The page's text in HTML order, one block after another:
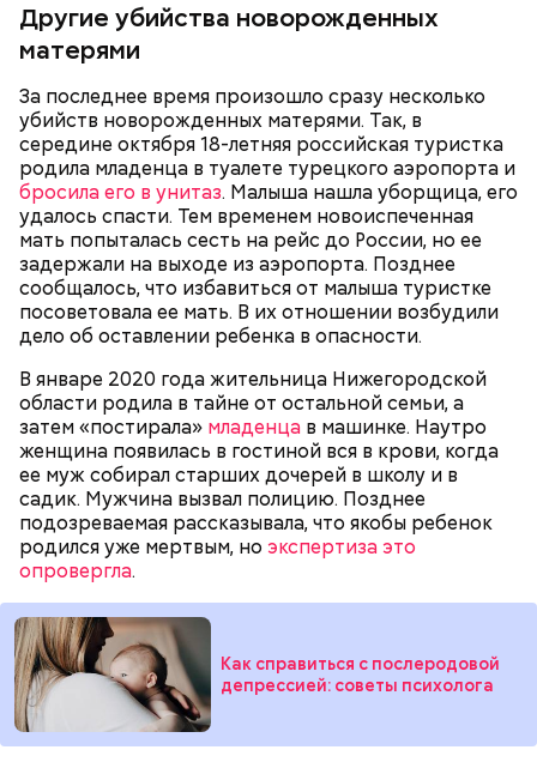
1/2 Фото: Пресс-служба СУ СК по Челябинской области
Другие убийства новорожденных
матерями
За последнее время произошло сразу несколько
убийств новорожденных матерями. Так, в
середине октября 18-летняя российская туристка
родила младенца в туалете турецкого аэропорта и
бросила его в унитаз. Малыша нашла уборщица, его
удалось спасти. Тем временем новоиспеченная
мать попыталась сесть на рейс до России, но ее
задержали на выходе из аэропорта. Позднее
сообщалось, что избавиться от малыша туристке
посоветовала ее мать. В их отношении возбудили
дело об оставлении ребенка в опасности.
В январе 2020 года жительница Нижегородской
области родила в тайне от остальной семьи, а
затем «постирала» младенца в машинке. Наутро
женщина появилась в гостиной вся в крови, когда
ее муж собирал старших дочерей в школу и в
садик. Мужчина вызвал полицию. Позднее
подозреваемая рассказывала, что якобы ребенок
родился уже мертвым, но экспертиза это
опровергла.
Как справиться с послеродовой
депрессией: советы психолога
— Мы съездили за витаминами, вернулись обратно,
поднялись домой. У него ухудшилось самочувствие
Play
Video
Видео: пресс-служба ГСУ СК по Московской области
Тогда медики не смогли установить точную
причину смерти Константина. Подозрения
родителей погибшего юноши пали на Миссюру, но
доказать его причастность к кончине их сына не
удалось. Когда же подозреваемого задержали, он
заявил, что ничего не подсыпал в морс и утверждал,
что яд могли добавить в бутылкунекие
недоброжелатели.
женщина загремела в больницу, а у него появилась
возможность украсть из ее квартиры дорогие
украшения. Примечательно, что незадолго до
смерти пенсионерки внук занял у нее полмиллиона
рублей.
— Обвиняемый подвергся противоправным
действиям со стороны потерпевшего и лиц из его
окружения — его похитили, незаконно удерживали
и подвергли истязаниям, — рассказывал
руководитель управленияАлександр Супрун.
Он добавил, что у следствия есть видео
издевательств над Кадирхановым. По данному
факту возбудили уголовные дела о похищении,
незаконном лишении свободы и истязании. На этот
раз потерпевшим стал Кадирханов, а Мутаеву
посмертно предъявили обвинения. Материалы
расследования уже передали в суд. Также
продолжаются разбирательства по делу об
убийстве бойца.